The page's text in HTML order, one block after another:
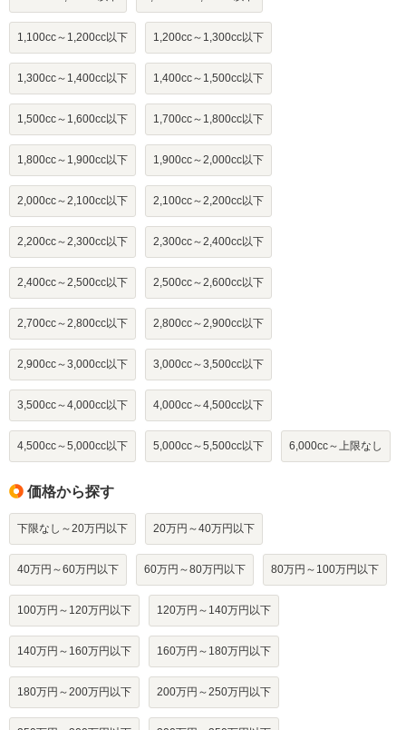
1,100cc～1,200cc以下 1,200cc～1,300cc以下
1,300cc～1,400cc以下 1,400cc～1,500cc以下
1,500cc～1,600cc以下 1,700cc～1,800cc以下
1,800cc～1,900cc以下 1,900cc～2,000cc以下
2,000cc～2,100cc以下 2,100cc～2,200cc以下
2,200cc～2,300cc以下 2,300cc～2,400cc以下
2,400cc～2,500cc以下 2,500cc～2,600cc以下
2,700cc～2,800cc以下 2,800cc～2,900cc以下
2,900cc～3,000cc以下 3,000cc～3,500cc以下
3,500cc～4,000cc以下 4,000cc～4,500cc以下
4,500cc～5,000cc以下 5,000cc～5,500cc以下 6,000cc～上限なし
価格から探す
下限なし～20万円以下 20万円～40万円以下
40万円～60万円以下 60万円～80万円以下 80万円～100万円以下
100万円～120万円以下 120万円～140万円以下
140万円～160万円以下 160万円～180万円以下
180万円～200万円以下 200万円～250万円以下